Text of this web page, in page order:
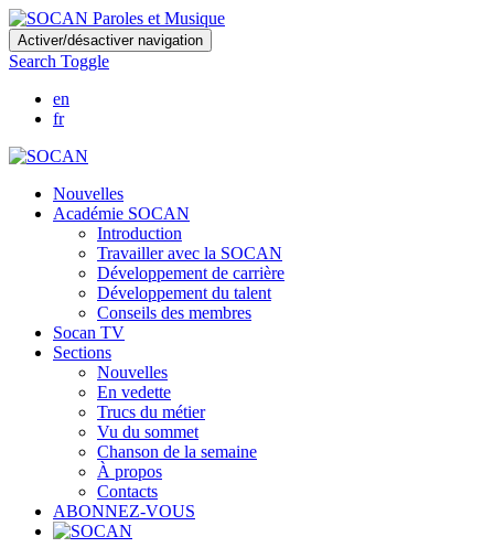
Skip
to
main
content
Activer/désactiver navigation
Search Toggle
en
fr
Nouvelles
Académie SOCAN
Introduction
Travailler avec la SOCAN
Développement de carrière
Développement du talent
Conseils des membres
Socan TV
Sections
Nouvelles
En vedette
Trucs du métier
Vu du sommet
Chanson de la semaine
À propos
Contacts
ABONNEZ-VOUS